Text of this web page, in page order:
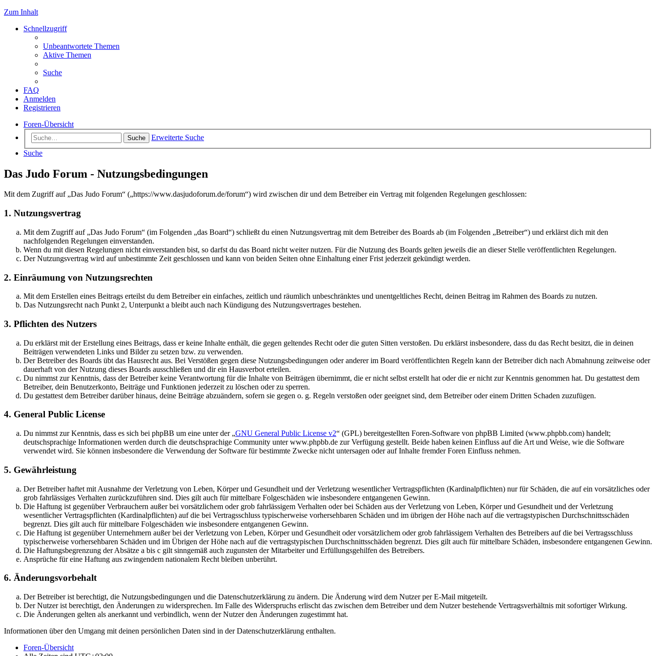
Zum Inhalt
Schnellzugriff
Unbeantwortete Themen
Aktive Themen
Suche
FAQ
Anmelden
Registrieren
Foren-Übersicht
Suche
Erweiterte Suche
Suche
Das Judo Forum - Nutzungsbedingungen
Mit dem Zugriff auf „Das Judo Forum“ („https://www.dasjudoforum.de/forum“) wird zwischen dir und dem Betreiber ein Vertrag mit folgenden Regelungen geschlossen:
1. Nutzungsvertrag
Mit dem Zugriff auf „Das Judo Forum“ (im Folgenden „das Board“) schließt du einen Nutzungsvertrag mit dem Betreiber des Boards ab (im Folgenden „Betreiber“) und erklärst dich mit den
nachfolgenden Regelungen einverstanden.
Wenn du mit diesen Regelungen nicht einverstanden bist, so darfst du das Board nicht weiter nutzen. Für die Nutzung des Boards gelten jeweils die an dieser Stelle veröffentlichten Regelungen.
Der Nutzungsvertrag wird auf unbestimmte Zeit geschlossen und kann von beiden Seiten ohne Einhaltung einer Frist jederzeit gekündigt werden.
2. Einräumung von Nutzungsrechten
Mit dem Erstellen eines Beitrags erteilst du dem Betreiber ein einfaches, zeitlich und räumlich unbeschränktes und unentgeltliches Recht, deinen Beitrag im Rahmen des Boards zu nutzen.
Das Nutzungsrecht nach Punkt 2, Unterpunkt a bleibt auch nach Kündigung des Nutzungsvertrages bestehen.
3. Pflichten des Nutzers
Du erklärst mit der Erstellung eines Beitrags, dass er keine Inhalte enthält, die gegen geltendes Recht oder die guten Sitten verstoßen. Du erklärst insbesondere, dass du das Recht besitzt, die in deinen
Beiträgen verwendeten Links und Bilder zu setzen bzw. zu verwenden.
Der Betreiber des Boards übt das Hausrecht aus. Bei Verstößen gegen diese Nutzungsbedingungen oder anderer im Board veröffentlichten Regeln kann der Betreiber dich nach Abmahnung zeitweise oder
dauerhaft von der Nutzung dieses Boards ausschließen und dir ein Hausverbot erteilen.
Du nimmst zur Kenntnis, dass der Betreiber keine Verantwortung für die Inhalte von Beiträgen übernimmt, die er nicht selbst erstellt hat oder die er nicht zur Kenntnis genommen hat. Du gestattest dem
Betreiber, dein Benutzerkonto, Beiträge und Funktionen jederzeit zu löschen oder zu sperren.
Du gestattest dem Betreiber darüber hinaus, deine Beiträge abzuändern, sofern sie gegen o. g. Regeln verstoßen oder geeignet sind, dem Betreiber oder einem Dritten Schaden zuzufügen.
4. General Public License
Du nimmst zur Kenntnis, dass es sich bei phpBB um eine unter der „GNU General Public License v2“ (GPL) bereitgestellten Foren-Software von phpBB Limited (www.phpbb.com) handelt;
deutschsprachige Informationen werden durch die deutschsprachige Community unter www.phpbb.de zur Verfügung gestellt. Beide haben keinen Einfluss auf die Art und Weise, wie die Software
verwendet wird. Sie können insbesondere die Verwendung der Software für bestimmte Zwecke nicht untersagen oder auf Inhalte fremder Foren Einfluss nehmen.
5. Gewährleistung
Der Betreiber haftet mit Ausnahme der Verletzung von Leben, Körper und Gesundheit und der Verletzung wesentlicher Vertragspflichten (Kardinalpflichten) nur für Schäden, die auf ein vorsätzliches oder
grob fahrlässiges Verhalten zurückzuführen sind. Dies gilt auch für mittelbare Folgeschäden wie insbesondere entgangenen Gewinn.
Die Haftung ist gegenüber Verbrauchern außer bei vorsätzlichem oder grob fahrlässigem Verhalten oder bei Schäden aus der Verletzung von Leben, Körper und Gesundheit und der Verletzung
wesentlicher Vertragspflichten (Kardinalpflichten) auf die bei Vertragsschluss typischerweise vorhersehbaren Schäden und im übrigen der Höhe nach auf die vertragstypischen Durchschnittsschäden
begrenzt. Dies gilt auch für mittelbare Folgeschäden wie insbesondere entgangenen Gewinn.
Die Haftung ist gegenüber Unternehmern außer bei der Verletzung von Leben, Körper und Gesundheit oder vorsätzlichem oder grob fahrlässigem Verhalten des Betreibers auf die bei Vertragsschluss
typischerweise vorhersehbaren Schäden und im Übrigen der Höhe nach auf die vertragstypischen Durchschnittsschäden begrenzt. Dies gilt auch für mittelbare Schäden, insbesondere entgangenen Gewinn.
Die Haftungsbegrenzung der Absätze a bis c gilt sinngemäß auch zugunsten der Mitarbeiter und Erfüllungsgehilfen des Betreibers.
Ansprüche für eine Haftung aus zwingendem nationalem Recht bleiben unberührt.
6. Änderungsvorbehalt
Der Betreiber ist berechtigt, die Nutzungsbedingungen und die Datenschutzerklärung zu ändern. Die Änderung wird dem Nutzer per E-Mail mitgeteilt.
Der Nutzer ist berechtigt, den Änderungen zu widersprechen. Im Falle des Widerspruchs erlischt das zwischen dem Betreiber und dem Nutzer bestehende Vertragsverhältnis mit sofortiger Wirkung.
Die Änderungen gelten als anerkannt und verbindlich, wenn der Nutzer den Änderungen zugestimmt hat.
Informationen über den Umgang mit deinen persönlichen Daten sind in der Datenschutzerklärung enthalten.
Foren-Übersicht